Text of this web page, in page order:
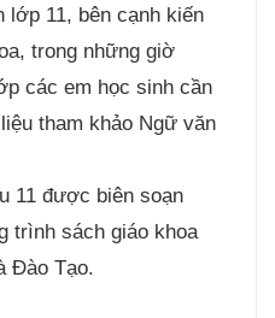
11, bên cạnh kiến
trong những giờ
các em học sinh cần
tham khảo Ngữ văn
11 được biên soạn
trình sách giáo khoa
Đào Tạo.